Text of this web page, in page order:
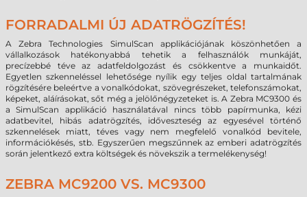
FORRADALMI ÚJ ADATRÖGZÍTÉS!
A Zebra Technologies SimulScan applikációjának köszönhetően a
vállalkozások hatékonyabbá tehetik a felhasználók munkáját,
precízebbé téve az adatfeldolgozást és csökkentve a munkaidőt.
Egyetlen szkenneléssel lehetősége nyílik egy teljes oldal tartalmának
rögzítésére beleértve a vonalkódokat, szövegrészeket, telefonszámokat,
képeket, aláírásokat, sőt még a jelölőnégyzeteket is. A Zebra MC9300 és
a SimulScan applikáció használatával nincs több papírmunka, kézi
adatbevitel, hibás adatrögzítés, időveszteség az egyesével történő
szkennelések miatt, téves vagy nem megfelelő vonalkód bevitele,
információkésés, stb. Egyszerűen megszűnnek az emberi adatrögzítés
során jelentkező extra költségek és növekszik a termelékenység!
ZEBRA MC9200 VS. MC9300